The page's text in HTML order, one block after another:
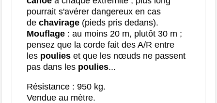
pourrait s'avérer dangereux en cas
dechavirage (pieds pris dedans).
Mouflage : au moins 20 m, plutôt 30 m ;
pensez que la corde fait des A/R entre
les poulies et que les nœuds ne passent
pas dans les poulies...
Résistance : 950 kg.
Vendue au mètre.